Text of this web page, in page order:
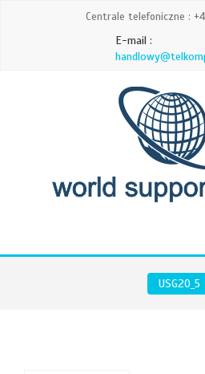
Centrale telefoniczne :
E-mail :
USG20_5